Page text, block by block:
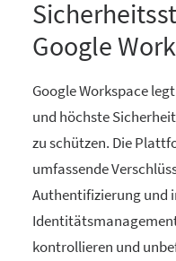
Google
Google Workspace
und höchste
zu schützen. Die
umfassende
Authentifizierung und
kontrollieren und